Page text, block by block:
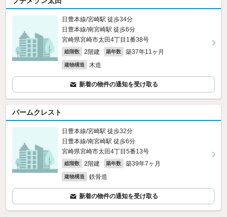
日豊本線/宮崎駅 徒歩34分
日豊本線/南宮崎駅 徒歩6分
宮崎県宮崎市太田4丁目1番38号
総階数 2階建 築年数 築37年11ヶ月
建物構造 木造
新着の物件の通知を受け取る
パームクレスト
日豊本線/宮崎駅 徒歩32分
日豊本線/南宮崎駅 徒歩6分
宮崎県宮崎市太田4丁目5番13号
総階数 2階建 築年数 築39年7ヶ月
建物構造 鉄骨造
新着の物件の通知を受け取る